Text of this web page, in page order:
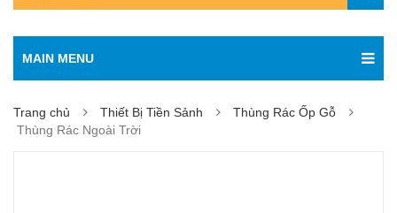
MAIN MENU
Trang chủ Thiết Bị Tiền Sảnh
Thùng Rác Ốp Gỗ
Thùng Rác Ngoài Trời